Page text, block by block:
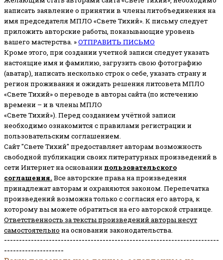
написать заявление о принятии в члены литобъединения на
имя председателя МПЛО «Свете Тихий». К письму следует
приложить авторские работы, показывающие уровень
вашего мастерства. »ОТПРАВИТЬ ПИСЬМО
Кроме этого, при создании учетной записи следует указать
настоящие имя и фамилию, загрузить свою фотографию
(аватар), написать несколько строк о себе, указать страну и
регион проживания и ожидать решения литсовета МПЛО
«Свете Тихий» о переводе в авторы сайта (по истечению
времени – и в члены МПЛО
«Свете Тихий»). Перед созданием учётной записи
необходимо ознакомится с правилами регистрации и
пользовательским соглашением.
Сайт "Свете Тихий" предоставляет авторам возможность
свободной публикации своих литературных произведений в
сети Интернет на основании пользовательского
соглашения. Все авторские права на произведения
принадлежат авторам и охраняются законом. Перепечатка
произведений возможна только с согласия его автора, к
которому вы можете обратиться на его авторской странице.
Ответственность за тексты произведений авторы несут
самостоятельно на основании законодательства.
------------------------------------------------------------------------
--------------------